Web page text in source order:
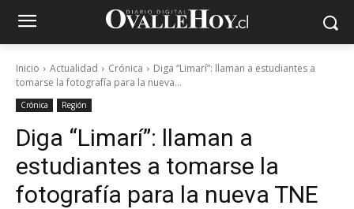
Inicio Actualidad Crónica
Diga “Limarí”: llaman a estudiantes a
tomarse la fotografía para la nueva...
Crónica Región
Diga “Limarí”: llaman a
estudiantes a tomarse la
fotografía para la nueva TNE